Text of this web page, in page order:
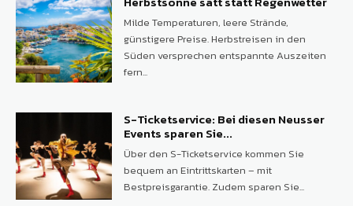
Milde Temperaturen, leere Strände,
günstigere Preise. Herbstreisen in den
Süden versprechen entspannte Auszeiten
fern...
S-Ticketservice: Bei diesen Neusser
Events sparen Sie...
Über den S-Ticketservice kommen Sie
bequem an Eintrittskarten – mit
Bestpreisgarantie. Zudem sparen Sie...